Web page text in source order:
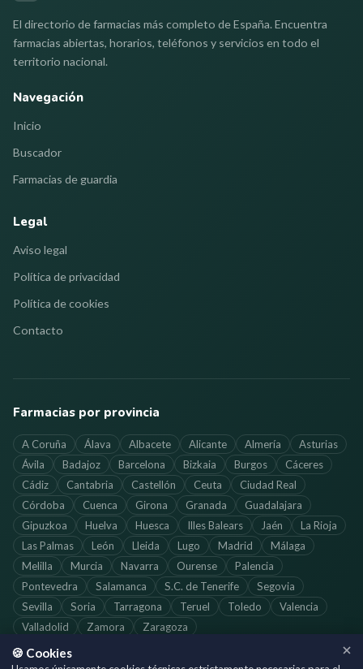
El directorio de farmacias más completo de España. Encuentra
farmacias abiertas, horarios, teléfonos y servicios en todo el
territorio nacional.
Navegación
Inicio
Buscador
Farmacias de guardia
Legal
Aviso legal
Política de privacidad
Política de cookies
Contacto
Farmacias por provincia
A Coruña Álava Albacete Alicante Almería
Asturias
Ávila
Badajoz Barcelona Bizkaia Burgos
Cáceres
Cádiz
Cantabria Castellón Ceuta
Ciudad Real
Córdoba
Cuenca Girona Granada
Guadalajara
Gipuzkoa
Huelva Huesca Illes Balears Jaén
La Rioja
Las Palmas
León Lleida Lugo Madrid
Málaga
Melilla
Murcia Navarra Ourense
Palencia
Pontevedra
Salamanca S.C. de Tenerife
Segovia
Sevilla
Soria Tarragona Teruel Toledo
Valencia
Valladolid
Zamora Zaragoza
🍪 Cookies